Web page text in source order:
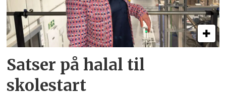
Satser på halal til
skolestart